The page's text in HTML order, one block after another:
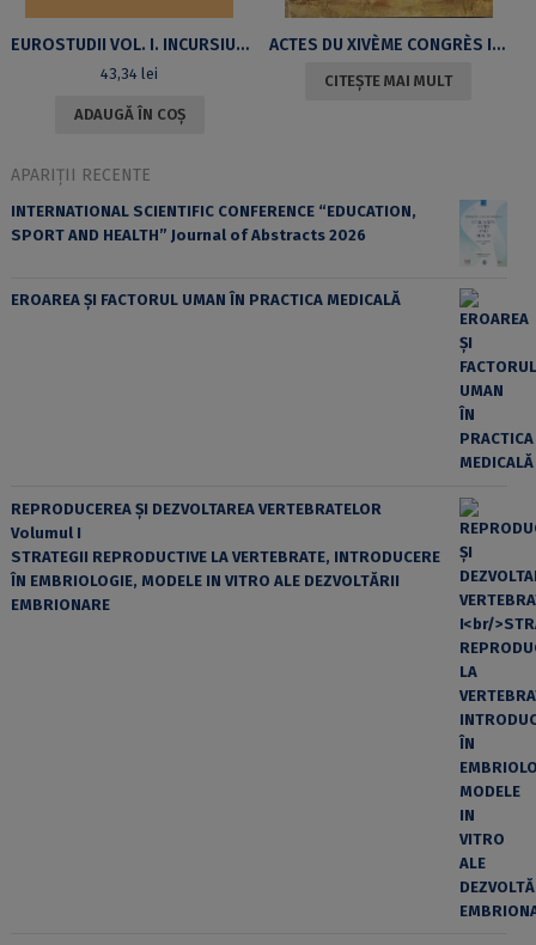
EUROSTUDII VOL. I. INCURSIUNI ÎN VÂRSTELE EUROPEI
43,34lei
ADAUGĂ ÎN COȘ
ACTES DU XIVÈME CONGRÈS INTERNATIONAL D’ÉTUDES SUR LES DANSES MACABRES ET L’ART MACABRE EN GÉNÉRAL SIBIU 2010
CITEȘTE MAI MULT
APARIȚII RECENTE
INTERNATIONAL SCIENTIFIC CONFERENCE “EDUCATION,
SPORT AND HEALTH” Journal of Abstracts 2026
EROAREA ȘI FACTORUL UMAN ÎN PRACTICA MEDICALĂ
REPRODUCEREA ȘI DEZVOLTAREA VERTEBRATELOR
Volumul I
STRATEGII REPRODUCTIVE LA VERTEBRATE, INTRODUCERE
ÎN EMBRIOLOGIE, MODELE IN VITRO ALE DEZVOLTĂRII
EMBRIONARE